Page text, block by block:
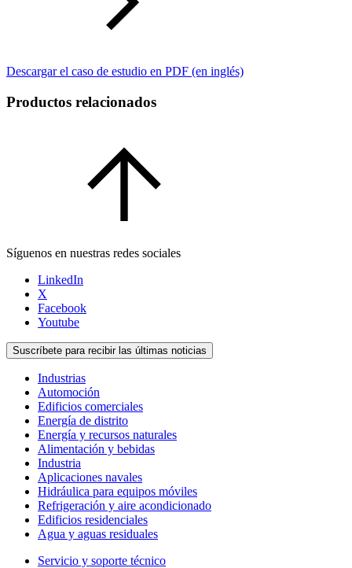
Descargar el caso de estudio en PDF (en inglés)
Productos relacionados
Síguenos en nuestras redes sociales
LinkedIn
X
Facebook
Youtube
Suscríbete para recibir las últimas noticias
Industrias
Automoción
Edificios comerciales
Energía de distrito
Energía y recursos naturales
Alimentación y bebidas
Industria
Aplicaciones navales
Hidráulica para equipos móviles
Refrigeración y aire acondicionado
Edificios residenciales
Agua y aguas residuales
Servicio y soporte técnico